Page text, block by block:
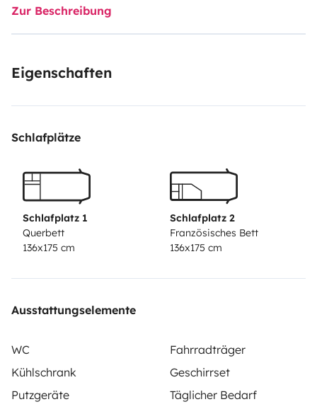
discret. Aucune manipulation pour profiter du vehicule
....vous vous posez, vous vous couchez... Possibilité de
Grenoble. Pret de porte vélo possible sur demande.
Zur Beschreibung
Eigenschaften
Schlafplätze
Schlafplatz 1
Querbett
136x175 cm
Schlafplatz 2
Französisches Bett
136x175 cm
Ausstattungselemente
WC
Fahrradträger
Kühlschrank
Geschirrset
Putzgeräte
Täglicher Bedarf